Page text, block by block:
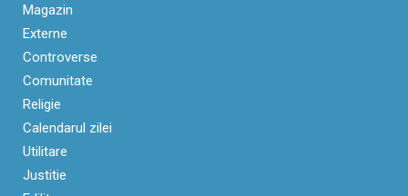
Magazin
Externe
Controverse
Comunitate
Religie
Calendarul zilei
Utilitare
Justitie